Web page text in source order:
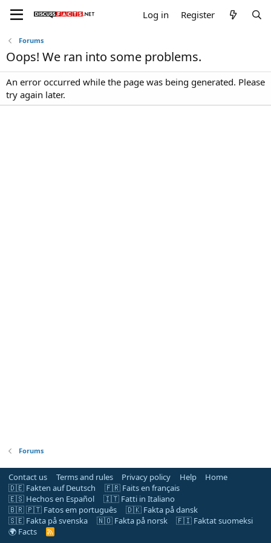
Log in Register
Forums
Oops! We ran into some problems.
An error occurred while the page was being generated. Please
try again later.
Forums
Contact us Terms and rules Privacy policy Help
Home
🇩🇪 Fakten auf Deutsch
🇫🇷 Faits en français
🇪🇸 Hechos en Español
🇮🇹 Fatti in Italiano
🇧🇷 🇵🇹 Fatos em português
🇩🇰 Fakta på dansk
🇸🇪 Fakta på svenska
🇳🇴 Fakta på norsk
🇫🇮 Faktat suomeksi
🌍 Facts
R